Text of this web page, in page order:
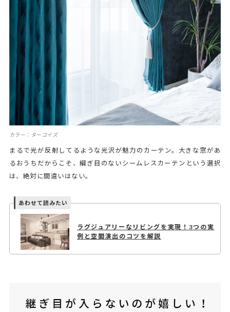
カラー：ターコイズ
まるで光が反射してるような光沢が魅力のカーテン。大きな窓があ
るおうちだからこそ、綱ぎ目のないシームレスカーテンという選択
は、絶対に間違いはない。
ラグジュアリーなリビングを実現！3つの実
例と空間演出のコツを解説